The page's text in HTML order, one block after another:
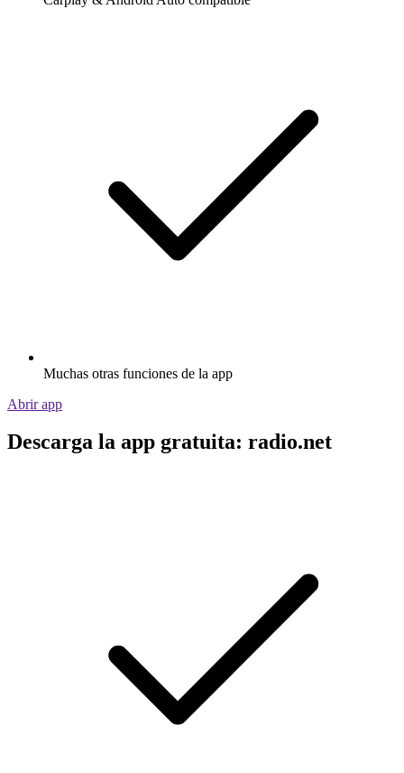
Muchas otras funciones de la app
Abrir app
Descarga la app gratuita: radio.net